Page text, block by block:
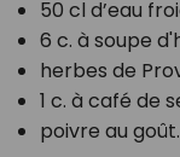
50 cl d’eau
6 c. à soupe
herbes de
1 c. à café de
poivre au goût.